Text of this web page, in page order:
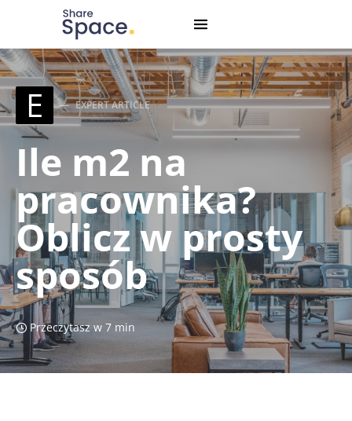
Search for:
When autocomplete results are available use up and
E EXPERT ARTICLE
Ile m2 na
pracownika?
Oblicz w prosty
sposób
Przeczytasz w 7 min